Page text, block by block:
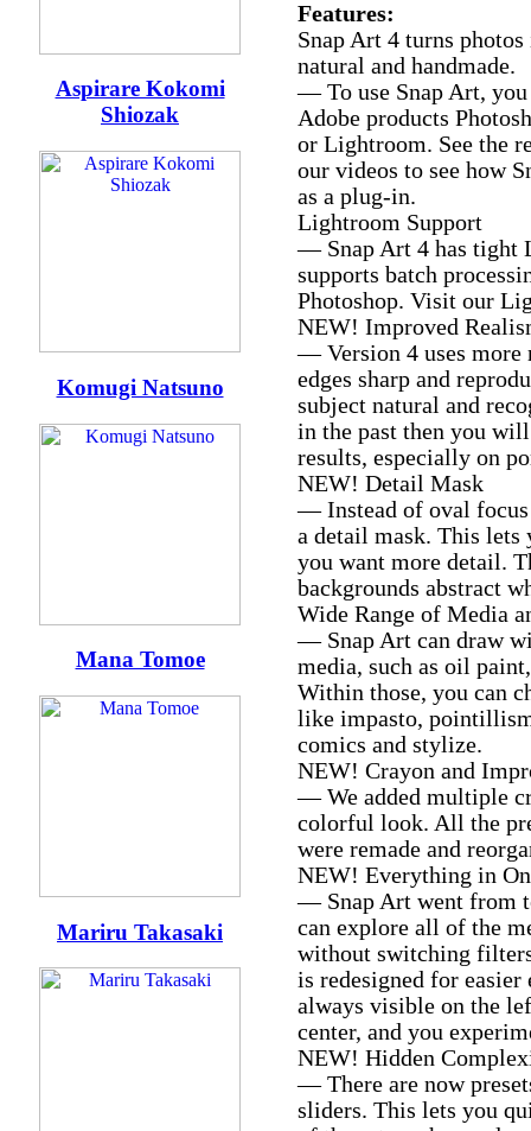
Aspirare Kokomi
Shiozak
Komugi Natsuno
Mana Tomoe
Mariru Takasaki
Features:
Snap Art 4 turns
natural and handmade.
— To use Snap Art,
Adobe products
or Lightroom. See the
our videos to see how
as a plug-in.
Lightroom Support
— Snap Art 4 has tight
supports batch
Photoshop. Visit our
NEW! Improved
— Version 4 uses more
edges sharp and
subject natural and
in the past then you
results, especially on
NEW! Detail Mask
— Instead of oval focus
a detail mask. This
you want more detail.
backgrounds abstract
Wide Range of Media
— Snap Art can draw
media, such as oil
Within those, you can
like impasto,
comics and stylize.
NEW! Crayon and
— We added multiple
colorful look. All the
were remade and
NEW! Everything in
— Snap Art went from
can explore all of the
without switching
is redesigned for easier
always visible on the
center, and you
NEW! Hidden
— There are now
sliders. This lets you